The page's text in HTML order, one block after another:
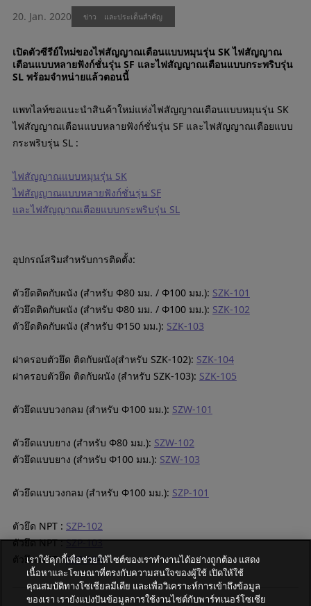
20. Jan. 2020 ข่าว และประเด็นสำคัญ
เปิดตัวซีรีย์ใหม่ของไฟสัญญาณเตือนแบบหมุนรุ่น SK ไฟสัญญาณ
เตือนแบบหลายฟังก์ชั่นรุ่น SF และไฟสัญญาณเตือนแบบกระพริบรุ่น
SL พร้อมจำหน่ายแล้วตอนนี้
แพทไลท์ขอแนะนำสินค้าใหม่แห่งไฟสัญญาณเตือนแบบหมุนรุ่น SK
ไฟสัญญาณเตือนแบบหลายฟังก์ชั่นรุ่น SF และไฟสัญญาณเตือยแบบ
กระพริบรุ่น SL :
ไฟสัญญาณแบบหมุนรุ่น SK
ไฟสัญญาณแบบหลายฟังก์ชั่นรุ่น SF
และไฟสัญญาณเตือยแบบกระพริบรุ่น SL
อุปกรณ์สริมสำหรับการติดตั้ง:
ตัวยึดติดกับผนัง (สำหรับ Φ80 มม. / Φ100 มม.): SZK-101
ตัวยึดติดกับผนัง (สำหรับ Φ80 มม. / Φ100 มม.): SZK-102
ตัวยึดติดกับผนัง (สำหรับ Φ150 มม.): SZK-103
ฝาครอบตัวยึด ติดกับผนัง(สำหรับ SZK-102): SZK-104
ฝาครอบตัวยึด ติดกับผนัง (สำหรับ SZK-103): SZK-105
ตัวยึดแบบวงกลม (สำหรับ Φ100 มม.): SZW-101
ตัวยึดแบบยาง (สำหรับ Φ80 มม.): SZW-102
ตัวยึดแบบยาง (สำหรับ Φ100 มม.): SZW-103
ตัวยึดแบบวงกลม (สำหรับ Φ100 มม.): SZP-101
ตัวยึด NPT : SZP-102
ตัวยึด NPT :SZP-103
ตัวยึด NPT :SZP-104
เราใช้คุกกี้เพื่อช่วยให้ไซต์ของเราทำงานได้อย่างถูกต้อง แสดง
เนื้อหาและโฆษณาที่ตรงกับความสนใจของผู้ใช้ เปิดให้ใช้
คุณสมบัติทางโซเชียลมีเดีย และเพื่อวิเคราะห์การเข้าถึงข้อมูล
ของเรา เรายังแบ่งปันข้อมูลการใช้งานไซต์กับพาร์ทเนอร์โซเชีย